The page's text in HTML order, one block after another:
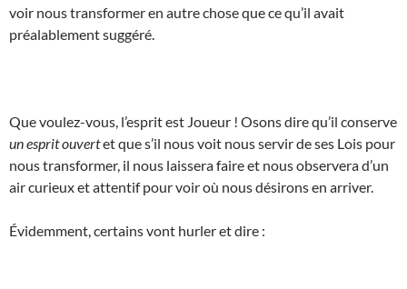
voir nous transformer en autre chose que ce qu’il avait
préalablement suggéré.
Que voulez-vous, l’esprit est Joueur ! Osons dire qu’il conserve
un esprit ouvertet que s’il nous voit nous servir de ses Lois pour
nous transformer, il nous laissera faire et nous observera d’un
air curieux et attentif pour voir où nous désirons en arriver.
Évidemment, certains vont hurler et dire :